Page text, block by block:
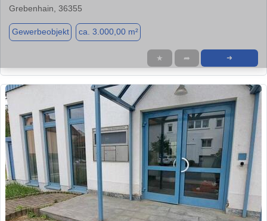
Grebenhain, 36355
Gewerbeobjekt ca. 3.000,00 m²
★ ➦ ➜